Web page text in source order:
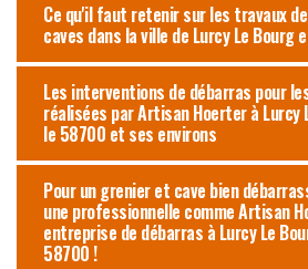
Ce qu'il faut retenir sur les travaux
caves dans la ville de Lurcy Le Bourg
Les interventions de débarras pour
réalisées par Artisan Hoerter à Lurcy
le 58700 et ses environs
Pour un grenier et cave bien
une professionnelle comme Artisan
entreprise de débarras à Lurcy Le
58700 !